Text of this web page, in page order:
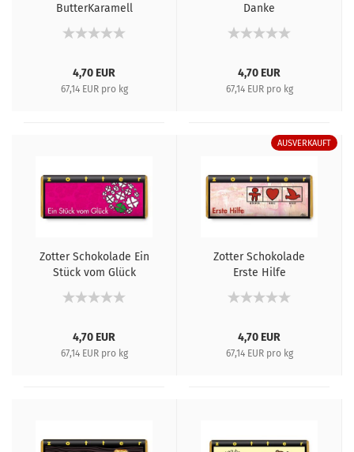
ButterKaramell
4,70 EUR
67,14 EUR pro kg
Danke
4,70 EUR
67,14 EUR pro kg
Zotter Schokolade Ein
Stück vom Glück
4,70 EUR
67,14 EUR pro kg
AUSVERKAUFT
Zotter Schokolade
Erste Hilfe
4,70 EUR
67,14 EUR pro kg